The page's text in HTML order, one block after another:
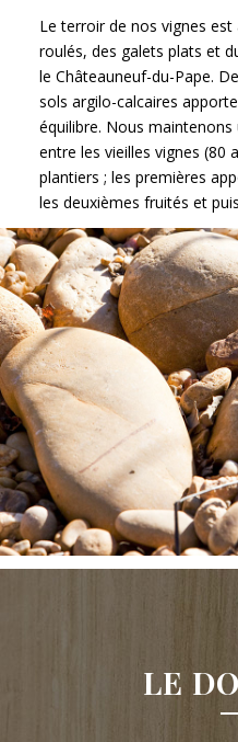
Le terroir de nos vignes
roulés, des galets plats et
le Châteauneuf-du-Pape.
sols argilo-calcaires
équilibre. Nous
entre les vieilles vignes (80
plantiers ; les premières
les deuxièmes fruités et
LE